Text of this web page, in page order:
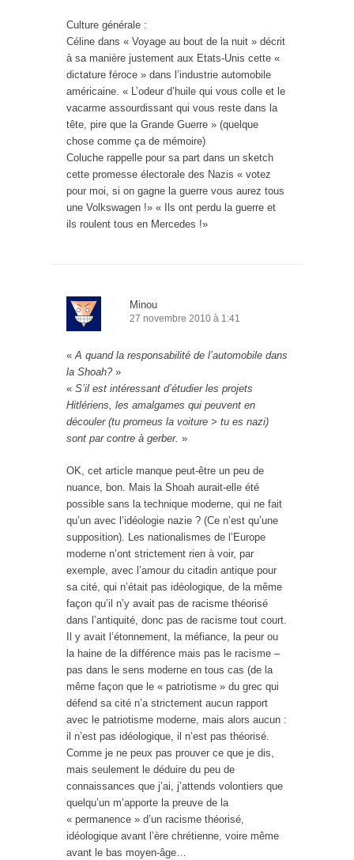
Culture générale :
Céline dans « Voyage au bout de la nuit » décrit
à sa manière justement aux Etats-Unis cette «
dictature féroce » dans l’industrie automobile
américaine. « L’odeur d’huile qui vous colle et le
vacarme assourdissant qui vous reste dans la
tête, pire que la Grande Guerre » (quelque
chose comme ça de mémoire)
Coluche rappelle pour sa part dans un sketch
cette promesse électorale des Nazis « votez
pour moi, si on gagne la guerre vous aurez tous
une Volkswagen !» « Ils ont perdu la guerre et
ils roulent tous en Mercedes !»
Minou
27 novembre 2010 à 1:41
«A quand la responsabilité de l’automobile dans
la Shoah?»
« S’il est intéressant d’étudier les projets
Hitlériens, les amalgames qui peuvent en
découler (tu promeus la voiture > tu es nazi)
sont par contre à gerber. »
OK, cet article manque peut-être un peu de
nuance, bon. Mais la Shoah aurait-elle été
possible sans la technique moderne, qui ne fait
qu’un avec l’idéologie nazie ? (Ce n’est qu’une
supposition). Les nationalismes de l’Europe
moderne n’ont strictement rien à voir, par
exemple, avec l’amour du citadin antique pour
sa cité, qui n’était pas idéologique, de la même
façon qu’il n’y avait pas de racisme théorisé
dans l’antiquité, donc pas de racisme tout court.
Il y avait l’étonnement, la méfiance, la peur ou
la haine de la différence mais pas le racisme –
pas dans le sens moderne en tous cas (de la
même façon que le « patriotisme » du grec qui
défend sa cité n’a strictement aucun rapport
avec le patriotisme moderne, mais alors aucun :
il n’est pas idéologique, il n’est pas théorisé.
Comme je ne peux pas prouver ce que je dis,
mais seulement le déduire du peu de
connaissances que j’ai, j’attends volontiers que
quelqu’un m’apporte la preuve de la
« permanence » d’un racisme théorisé,
idéologique avant l’ère chrétienne, voire même
avant le bas moyen-âge…